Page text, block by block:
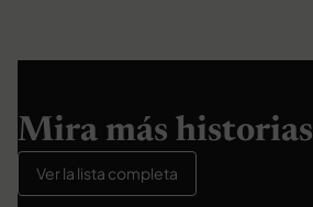
Mira más historias
Ver la lista completa